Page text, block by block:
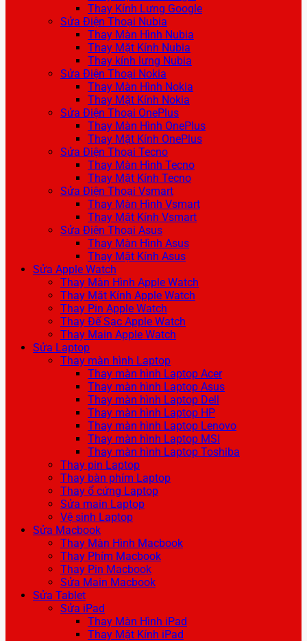
Thay Kính Lưng Google
Sửa Điện Thoại Nubia
Thay Màn Hình Nubia
Thay Mặt Kính Nubia
Thay kính lưng Nubia
Sửa Điện Thoại Nokia
Thay Màn Hình Nokia
Thay Mặt Kính Nokia
Sửa Điện Thoại OnePlus
Thay Màn Hình OnePlus
Thay Mặt Kính OnePlus
Sửa Điện Thoại Tecno
Thay Màn Hình Tecno
Thay Mặt Kính Tecno
Sửa Điện Thoại Vsmart
Thay Màn Hình Vsmart
Thay Mặt Kính Vsmart
Sửa Điện Thoại Asus
Thay Màn Hình Asus
Thay Mặt Kính Asus
Sửa Apple Watch
Thay Màn Hình Apple Watch
Thay Mặt Kính Apple Watch
Thay Pin Apple Watch
Thay Đế Sạc Apple Watch
Thay Main Apple Watch
Sửa Laptop
Thay màn hình Laptop
Thay màn hình Laptop Acer
Thay màn hình Laptop Asus
Thay màn hình Laptop Dell
Thay màn hình Laptop HP
Thay màn hình Laptop Lenovo
Thay màn hình Laptop MSI
Thay màn hình Laptop Toshiba
Thay pin Laptop
Thay bàn phím Laptop
Thay ổ cứng Laptop
Sửa main Laptop
Vệ sinh Laptop
Sửa Macbook
Thay Màn Hình Macbook
Thay Phím Macbook
Thay Pin Macbook
Sửa Main Macbook
Sửa Tablet
Sửa iPad
Thay Màn Hình iPad
Thay Mặt Kính iPad